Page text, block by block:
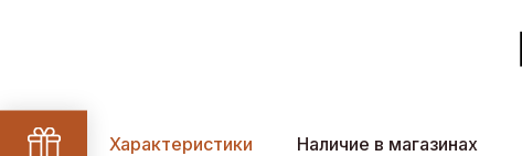
Характеристики Наличие в магазинах